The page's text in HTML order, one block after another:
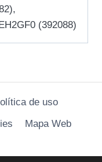
(392088)
de uso
Mapa Web